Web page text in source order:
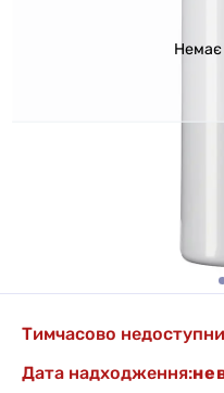
Немає
Тимчасово
Дата надходження: